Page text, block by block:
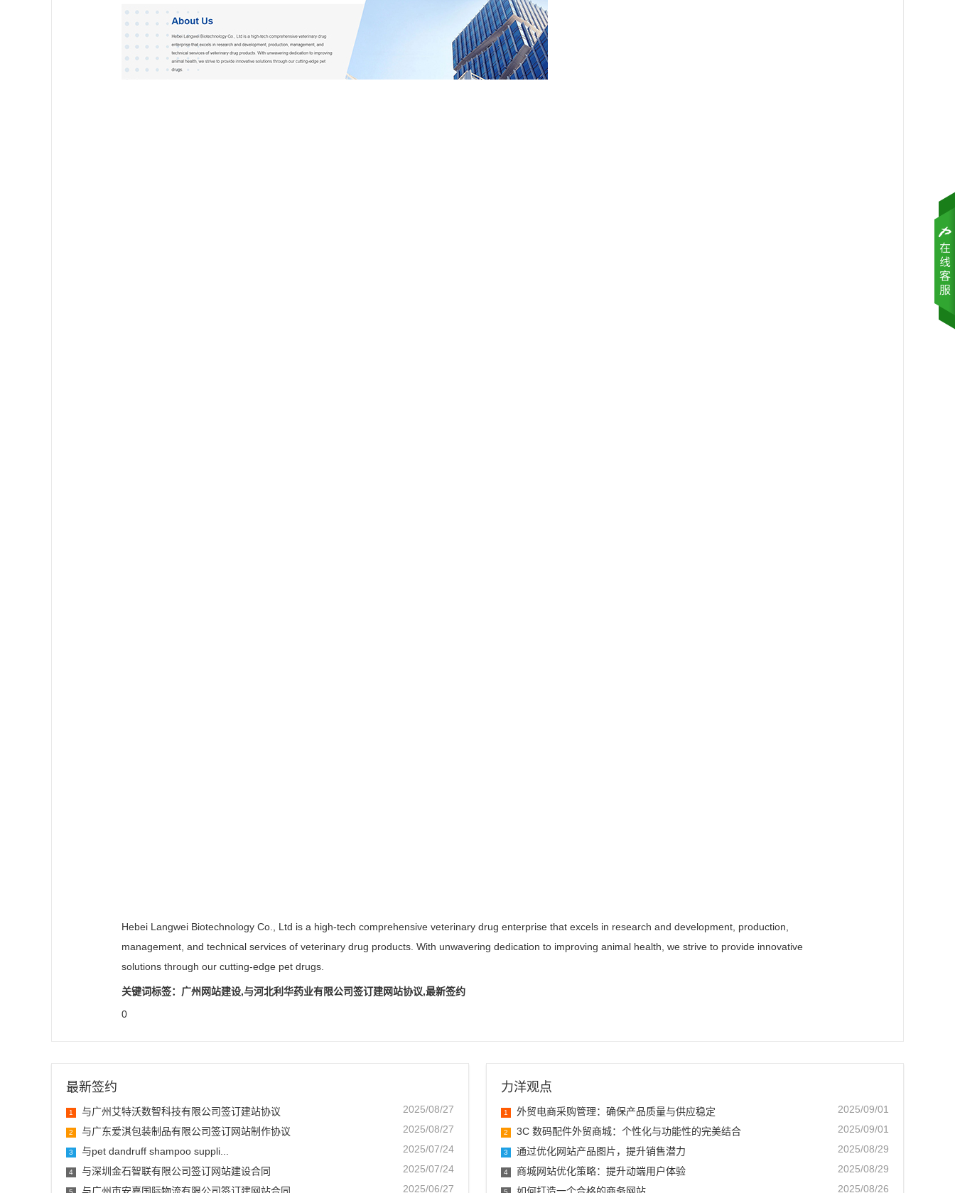
Hebei Langwei Biotechnology Co., Ltd is a high-tech comprehensive veterinary drug enterprise that excels in research and development, production,
management, and technical services of veterinary drug products. With unwavering dedication to improving animal health, we strive to provide innovative
solutions through our cutting-edge pet drugs.
关键词标签：广州网站建设,与河北利华药业有限公司签订建网站协议,最新签约
0
最新签约
2025/08/27
1
与广州艾特沃数智科技有限公司签订建站协议
2025/08/27
2
与广东爱淇包装制品有限公司签订网站制作协议
2025/07/24
3
与pet dandruff shampoo suppli...
2025/07/24
4
与深圳金石智联有限公司签订网站建设合同
2025/06/27
力洋观点
2025/09/01
1
外贸电商采购管理：确保产品质量与供应稳定
2025/09/01
2
3C 数码配件外贸商城：个性化与功能性的完美结合
2025/08/29
3
通过优化网站产品图片，提升销售潜力
2025/08/29
4
商城网站优化策略：提升动端用户体验
2025/08/26